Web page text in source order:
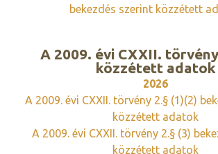
bekezdés szerint közzétett
A 2009. évi CXXII.
közzétett adatok
2026
A 2009. évi CXXII. törvény 2.§ (1)(2)
közzétett adatok
A 2009. évi CXXII. törvény 2.§ (3)
közzétett adatok